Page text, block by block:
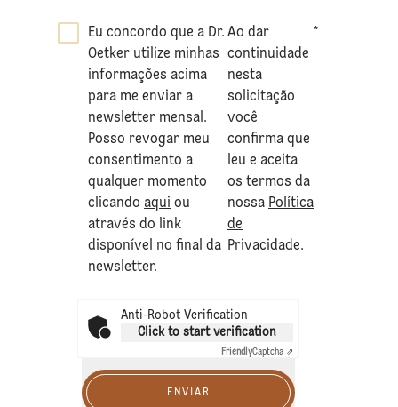
Eu concordo que a Dr.
Oetker utilize minhas
informações acima
para me enviar a
newsletter mensal.
Posso revogar meu
consentimento a
qualquer momento
clicando aqui ou
através do link
disponível no final da
newsletter.
Ao dar
continuidade
nesta
solicitação
você
confirma que
leu e aceita
os termos da
nossa Política
de
Privacidade.
*
Anti-Robot Verification
Click to start verification
FriendlyCaptcha ⇗
ENVIAR